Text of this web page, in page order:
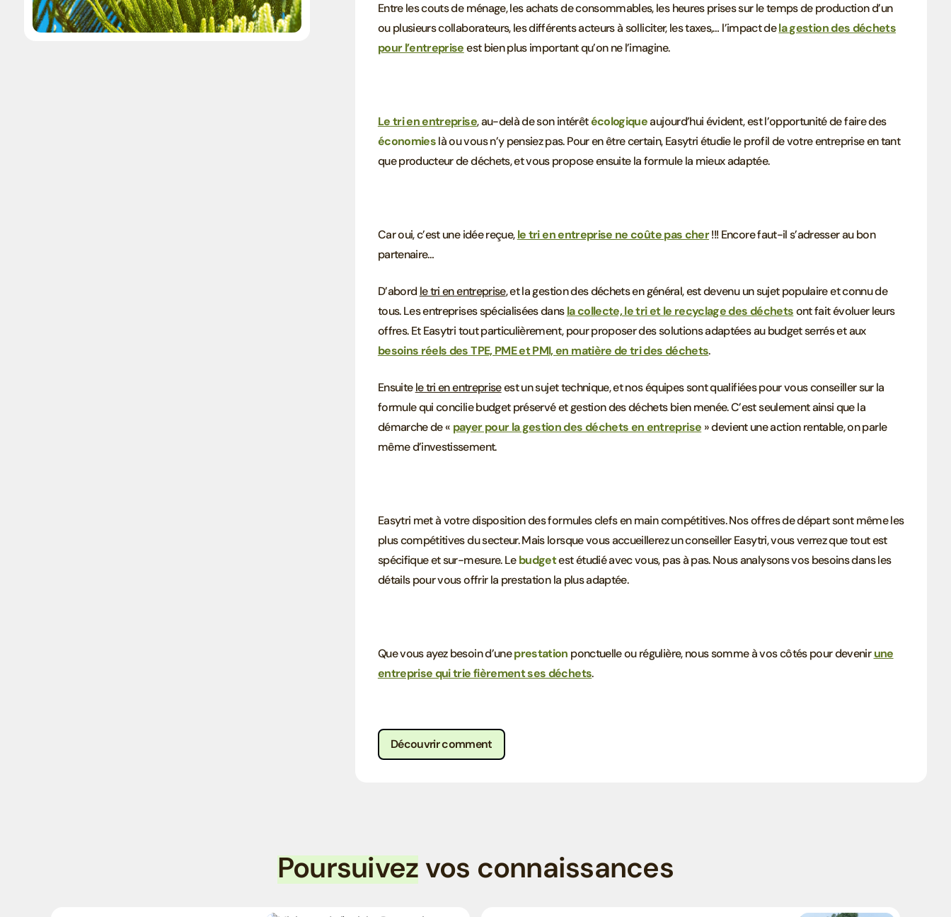
Entre les couts de ménage, les achats de consommables, les heures prises sur le temps de production d’un
ou plusieurs collaborateurs, les différents acteurs à solliciter, les taxes,… l’impact dela gestion des déchets
pour l’entrepriseest bien plus important qu’on ne l’imagine.
Le tri en entreprise, au-delà de son intérêtécologiqueaujourd’hui évident, est l’opportunité de faire des
économieslà ou vous n’y pensiez pas. Pour en être certain, Easytri étudie le profil de votre entreprise en tant
que producteur de déchets, et vous propose ensuite la formule la mieux adaptée.
Car oui, c’est une idée reçue,le tri en entreprise ne coûte pas cher!!! Encore faut-il s’adresser au bon
partenaire…
D’abord le tri en entreprise, et la gestion des déchets en général, est devenu un sujet populaire et connu de
tous. Les entreprises spécialisées dansla collecte, le tri et le recyclage des déchetsont fait évoluer leurs
offres. Et Easytri tout particulièrement, pour proposer des solutions adaptées au budget serrés et aux
besoins réels des TPE, PME et PMI, en matière de tri des déchets.
Ensuitele tri en entrepriseest un sujet technique, et nos équipes sont qualifiées pour vous conseiller sur la
formule qui concilie budget préservé et gestion des déchets bien menée. C’est seulement ainsi que la
démarche de « payer pour la gestion des déchets en entreprise » devient une action rentable, on parle
même d’investissement.
Easytri met à votre disposition des formules clefs en main compétitives. Nos offres de départ sont même les
plus compétitives du secteur. Mais lorsque vous accueillerez un conseiller Easytri, vous verrez que tout est
spécifique et sur-mesure. Lebudgetest étudié avec vous, pas à pas. Nous analysons vos besoins dans les
détails pour vous offrir la prestation la plus adaptée.
Que vous ayez besoin d’uneprestation ponctuelle ou régulière, nous somme à vos côtés pour devenirune
entreprise qui trie fièrement ses déchets.
Découvrir comment
Poursuivez vos connaissances